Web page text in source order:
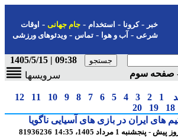
-کرونا-استخدام- جام جهانی-اوقات
شرعی-آب و هوا-تماس-ویدئوهای ورزشی
09:38 | 1405/5/15
سوم
سرویسها
1
2
3
4
5
6
7
8
9
10
11
12
19
20
ایران در بازی های آسیایی ناگویا
81936236